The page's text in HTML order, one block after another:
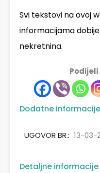
Svi tekstovi na ovoj
informacijama
nekretnina.
Dodatne informacije
UGOVOR BR.: 13-03-
Detaljne informacije